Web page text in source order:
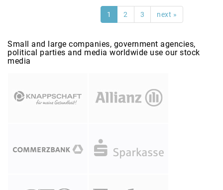
1 2 3 next »
Small and large companies, government agencies,
political parties and media worldwide use our stock
media